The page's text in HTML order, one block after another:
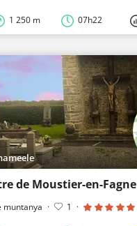
1 250 m 07h22
de Moustier-en-Fagne
muntanya · 1 ·